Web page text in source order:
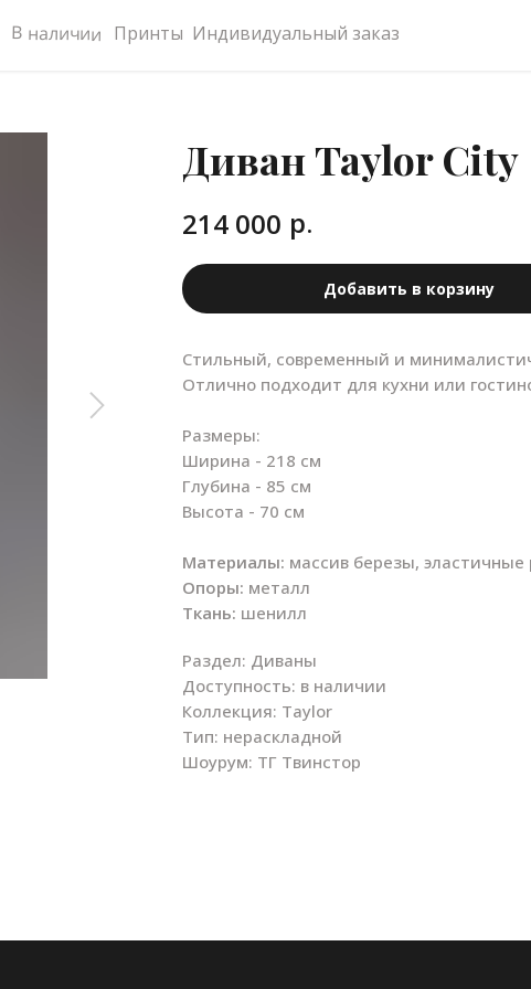
В наличии Принты Индивидуальный заказ
Диван Taylor City
214 000 р.
Добавить в корзину
Стильный, современный и
Отлично подходит для кухни или
Размеры:
Ширина - 218 см
Глубина - 85 см
Высота - 70 см
Материалы: массив березы, эластичные
Опоры: металл
Ткань: шенилл
Раздел: Диваны
Доступность: в наличии
Коллекция: Taylor
Тип: нераскладной
Шоурум: ТГ Твинстор